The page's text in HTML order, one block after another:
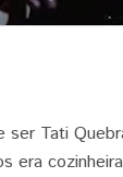
ser Tati
era